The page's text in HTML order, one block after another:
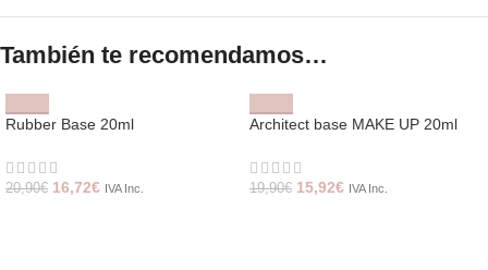
También te recomendamos…
Rubber Base 20ml
20,90€ 16,72€ IVA Inc.
Architect base MAKE UP 20ml
19,90€ 15,92€ IVA Inc.